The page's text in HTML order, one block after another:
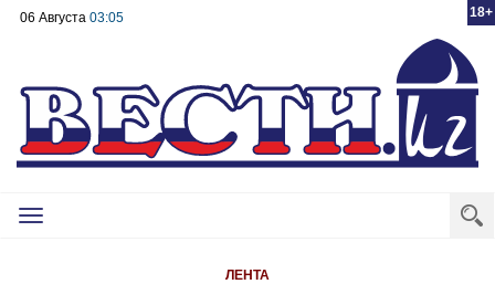
18+
06 Августа 03:05
Toggle
ЛЕНТА